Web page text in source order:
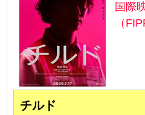
国際
（
チルド